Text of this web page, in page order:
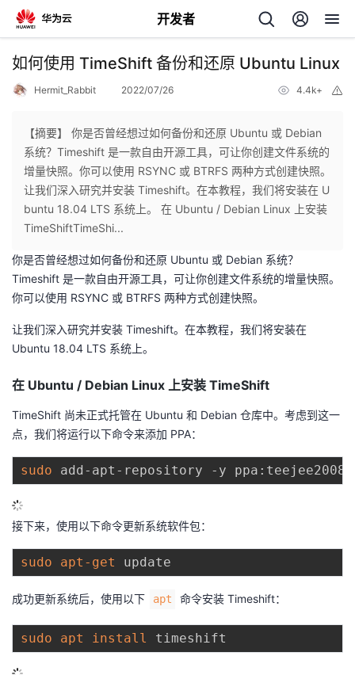
开发者
返
个
人
主
页
我
的
开
发
者
我
的
客
我
论
坛
的
圈
我
的
播
我
活
的
我
的
开
发
者
学
堂
的
程
我
认
的
我
我
的
Programs
我
的
支
持
的
我
如何使用 TimeShift 备份和还原 Ubuntu Linux
Hermit_Rabbit 2022/07/26 4.4k+
【摘要】 你是否曾经想过如何备份和还原 Ubuntu 或 Debian
系统？Timeshift 是一款自由开源工具，可让你创建文件系统的
增量快照。你可以使用 RSYNC 或 BTRFS 两种方式创建快照。
让我们深入研究并安装 Timeshift。在本教程，我们将安装在 U
buntu 18.04 LTS 系统上。 在 Ubuntu / Debian Linux 上安装
TimeShiftTimeShi...
你是否曾经想过如何备份和还原 Ubuntu 或 Debian 系统？
Timeshift 是一款自由开源工具，可让你创建文件系统的增量快照。
你可以使用 RSYNC 或 BTRFS 两种方式创建快照。
让我们深入研究并安装 Timeshift。在本教程，我们将安装在
Ubuntu 18.04 LTS 系统上。
在 Ubuntu / Debian Linux 上安装 TimeShift
TimeShift 尚未正式托管在 Ubuntu 和 Debian 仓库中。考虑到这一
点，我们将运行以下命令来添加 PPA：
sudo
接下来，使用以下命令更新系统软件包：
sudo apt-get
成功更新系统后，使用以下 apt 命令安装 Timeshift：
sudo apt install